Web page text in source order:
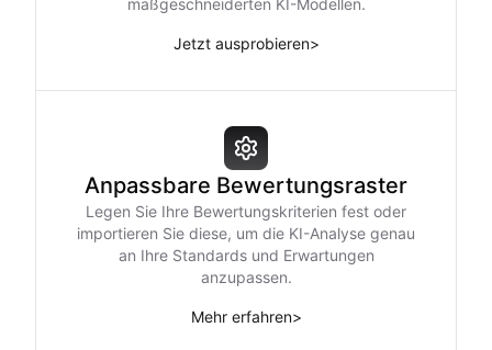
maßgeschneiderten KI-Modellen.
Jetzt ausprobieren>
Anpassbare Bewertungsraster
Legen Sie Ihre Bewertungskriterien fest oder
importieren Sie diese, um die KI-Analyse genau
an Ihre Standards und Erwartungen
anzupassen.
Mehr erfahren>